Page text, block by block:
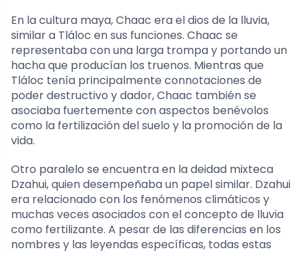
En la cultura maya, Chaac era el dios de la lluvia,
similar a Tláloc en sus funciones. Chaac se
representaba con una larga trompa y portando un
hacha que producían los truenos. Mientras que
Tláloc tenía principalmente connotaciones de
poder destructivo y dador, Chaac también se
asociaba fuertemente con aspectos benévolos
como la fertilización del suelo y la promoción de la
vida.
Otro paralelo se encuentra en la deidad mixteca
Dzahui, quien desempeñaba un papel similar. Dzahui
era relacionado con los fenómenos climáticos y
muchas veces asociados con el concepto de lluvia
como fertilizante. A pesar de las diferencias en los
nombres y las leyendas específicas, todas estas